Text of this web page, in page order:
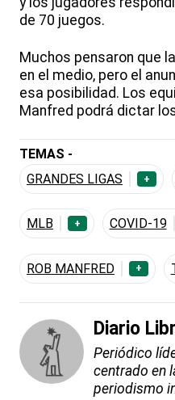
de 70 juegos.
Muchos pensaron que
en el medio, pero el
esa posibilidad. Los
Manfred podrá dictar
TEMAS -
GRANDES LIGAS
+
MLB + COVID-19
ROB MANFRED +
Diario
Periódico
centrado en
periodismo